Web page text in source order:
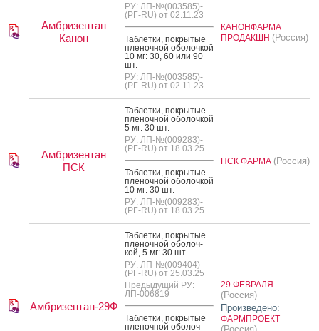
Амбризентан
Канон
РУ: ЛП-№(003585)-
(РГ-RU) от 02.11.23
Таб­летки, пок­ры­тые
пле­ноч­ной обо­лоч­кой
10 мг: 30, 60 или 90
шт.
РУ: ЛП-№(003585)-
(РГ-RU) от 02.11.23
КАНОНФАРМА
ПРОДАКШН (Россия)
Амбризентан
ПСК
Таб­летки, пок­ры­тые
пле­ноч­ной обо­лоч­кой
5 мг: 30 шт.
РУ: ЛП-№(009283)-
(РГ-RU) от 18.03.25
Таб­летки, пок­ры­тые
пле­ноч­ной обо­лоч­кой
10 мг: 30 шт.
РУ: ЛП-№(009283)-
(РГ-RU) от 18.03.25
ПСК ФАРМА (Россия)
Амбризентан-29Ф
Таб­летки, пок­ры­тые
пле­ноч­ной обо­лоч­
кой, 5 мг: 30 шт.
РУ: ЛП-№(009404)-
(РГ-RU) от 25.03.25
Предыдущий РУ:
ЛП-006819
Таб­летки, пок­ры­тые
пле­ноч­ной обо­лоч­
29 ФЕВРАЛЯ
(Россия)
Произведено:
ФАРМПРОЕКТ